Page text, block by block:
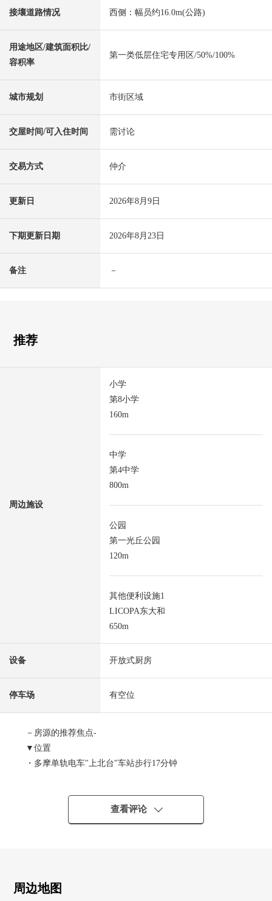
接壤道路情况 西侧：幅员约16.0m(公路)
用途地区/建筑面积比/
容积率
第一类低层住宅专用区/50%/100%
城市规划 市街区域
交屋时间/可入住时间 需讨论
交易方式 仲介
更新日 2026年8月9日
下期更新日期 2026年8月23日
备注 －
推荐
周边施设
小学
第8小学
160m
中学
第4中学
800m
公园
第一光丘公园
120m
其他便利设施1
LICOPA东大和
650m
设备 开放式厨房
停车场 有空位
－房源的推荐焦点-
▼位置
・多摩单轨电车"上北台"车站步行17分钟
▼建筑物的特徴
・建筑面积103.09平米的4LDK
・宽敞的约18.0张塌塌米LDK
查看评论
周边地图